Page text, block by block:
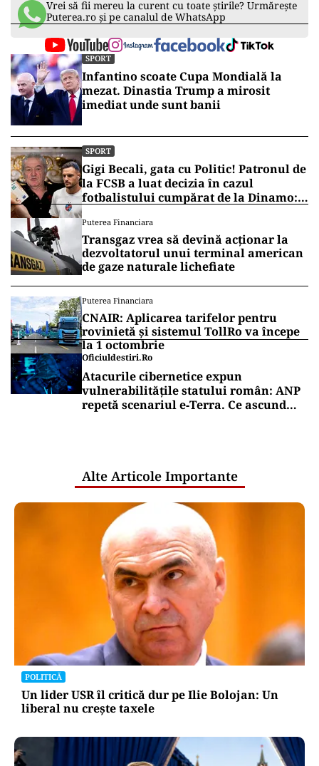
Vrei să fii mereu la curent cu toate știrile? Urmărește
Puterea.ro și pe canalul de WhatsApp
SPORT
Infantino scoate Cupa Mondială la
mezat. Dinastia Trump a mirosit
imediat unde sunt banii
SPORT
Gigi Becali, gata cu Politic! Patronul de
la FCSB a luat decizia în cazul
fotbalistului cumpărat de la Dinamo:
Puterea Financiara
Transgaz vrea să devină acționar la
dezvoltatorul unui terminal american
de gaze naturale lichefiate
Puterea Financiara
CNAIR: Aplicarea tarifelor pentru
rovinietă și sistemul TollRo va începe
la 1 octombrie
Oficiuldestiri.ro
Atacurile cibernetice expun
vulnerabilitățile statului român: ANP
repetă scenariul e‑Terra. Ce ascund
Alte Articole Importante
POLITICĂ
Un lider USR îl critică dur pe Ilie Bolojan: Un
liberal nu crește taxele